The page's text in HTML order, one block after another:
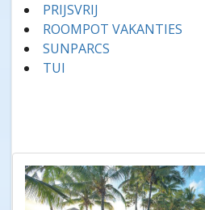
PRIJSVRIJ
ROOMPOT VAKANTIES
SUNPARCS
TUI